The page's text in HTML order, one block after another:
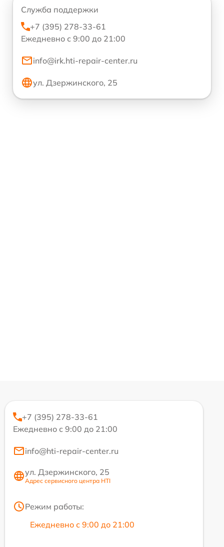
Служба поддержки
+7 (395) 278-33-61
Ежедневно с 9:00 до 21:00
info@irk.hti-repair-center.ru
ул. Дзержинского, 25
+7 (395) 278-33-61
Ежедневно с 9:00 до 21:00
info@hti-repair-center.ru
ул. Дзержинского, 25
Адрес сервисного центра HTI
Режим работы:
Ежедневно с 9:00 до 21:00